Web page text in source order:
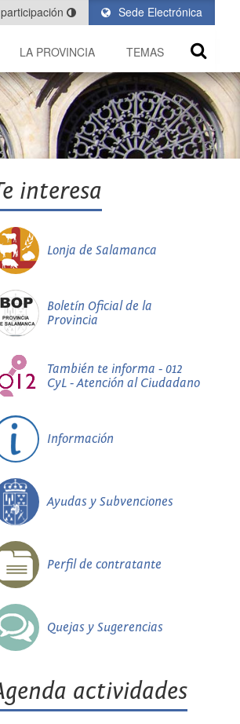
Sede Electrónica
LA PROVINCIA TEMAS
interesa
Lonja de Salamanca
Boletín Oficial de la
Provincia
También te informa - 012
CyL - Atención al Ciudadano
Información
Ayudas y Subvenciones
Perfil de contratante
Quejas y Sugerencias
actividades